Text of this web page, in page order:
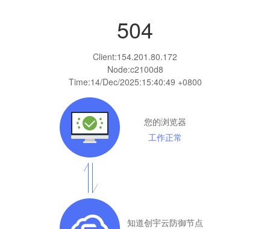
504
Client:154.201.80.172
Node:c2100d8
Time:14/Dec/2025:15:40:49 +0800
您的浏览器
工作正常
知道创宇云防御节点